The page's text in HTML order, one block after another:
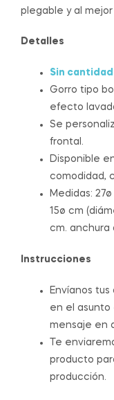
plegable y al
Detalles
Sin
Gorro tipo
efecto
Se
frontal.
Disponible
comodidad,
Medidas:
15ø cm
cm. anchura
Instrucciones
Envíanos
en el asunto
mensaje en
Te
producto
producción.